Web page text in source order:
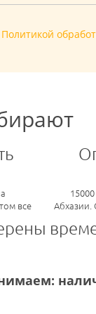
Политикой
все
Абхазии.